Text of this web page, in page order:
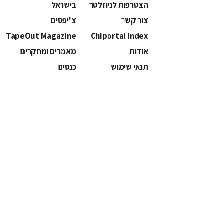
הצטרפות לניוזלטר
בישראל
צור קשר
צ'יפסים
Chiportal Index
TapeOut Magazine
אודות
מאמרים ומחקרים
תנאי שימוש
כנסים